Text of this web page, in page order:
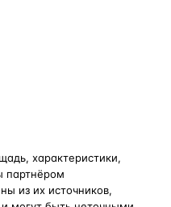
характеристики,
партнёром
из их источников,